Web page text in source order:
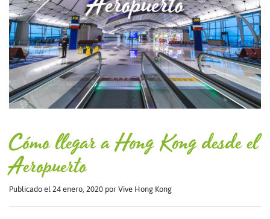
Cómo llegar a Hong Kong desde el
Aeropuerto
Publicado el 24 enero, 2020 por Vive Hong Kong